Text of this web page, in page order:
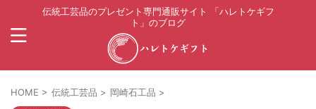
伝統工芸品のプレゼント専門通販サイト 「ハレトケギフ
ト」のブログ
HOME > 伝統工芸品 > 岡崎石工品 >